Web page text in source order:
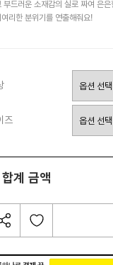
4.
부드러운 소재감의 실로 짜여 은
여리한 분위기를 연출해줘요!
즈
계 금액